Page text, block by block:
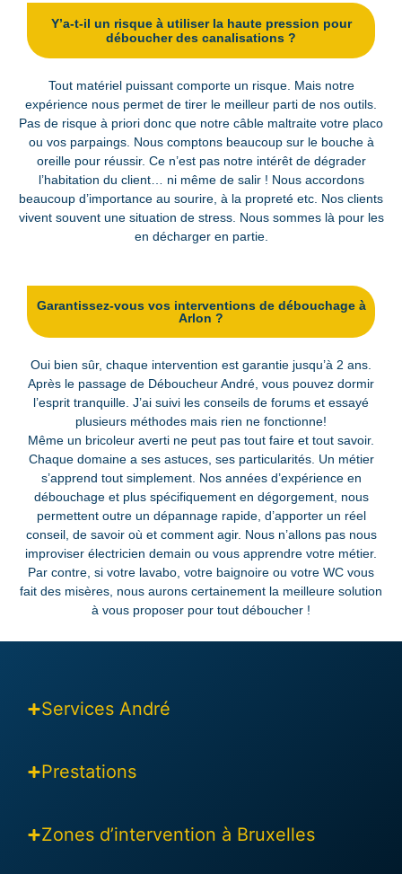
Y’a-t-il un risque à utiliser la haute pression pour
déboucher des canalisations ?
Tout matériel puissant comporte un risque. Mais notre
expérience nous permet de tirer le meilleur parti de nos outils.
Pas de risque à priori donc que notre câble maltraite votre placo
ou vos parpaings. Nous comptons beaucoup sur le bouche à
oreille pour réussir. Ce n’est pas notre intérêt de dégrader
l’habitation du client… ni même de salir ! Nous accordons
beaucoup d’importance au sourire, à la propreté etc. Nos clients
vivent souvent une situation de stress. Nous sommes là pour les
en décharger en partie.
Garantissez-vous vos interventions de débouchage à
Arlon ?
Oui bien sûr, chaque intervention est garantie jusqu’à 2 ans.
Après le passage de Déboucheur André, vous pouvez dormir
l’esprit tranquille. J’ai suivi les conseils de forums et essayé
plusieurs méthodes mais rien ne fonctionne!
Même un bricoleur averti ne peut pas tout faire et tout savoir.
Chaque domaine a ses astuces, ses particularités. Un métier
s’apprend tout simplement. Nos années d’expérience en
débouchage et plus spécifiquement en dégorgement, nous
permettent outre un dépannage rapide, d’apporter un réel
conseil, de savoir où et comment agir. Nous n’allons pas nous
improviser électricien demain ou vous apprendre votre métier.
Par contre, si votre lavabo, votre baignoire ou votre WC vous
fait des misères, nous aurons certainement la meilleure solution
à vous proposer pour tout déboucher !
Services André
Prestations
Zones d’intervention à Bruxelles